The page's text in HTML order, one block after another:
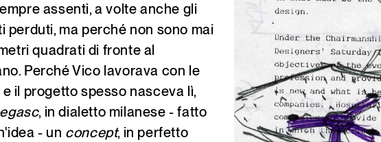
assenti, a volte anche gli
perduti, ma perché non sono mai
quadrati di fronte al
Perché Vico lavorava con le
il progetto spesso nasceva lì,
, in dialetto milanese - fatto
- un concept, in perfetto